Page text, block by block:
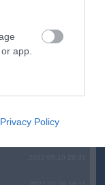
app.
other
Privacy Policy